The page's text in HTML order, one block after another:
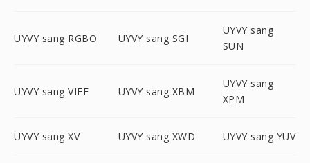
UYVY sang RGBO UYVY sang SGI
UYVY sang
SUN
UYVY sang VIFF UYVY sang XBM
UYVY sang
XPM
UYVY sang XV UYVY sang XWD UYVY sang YUV